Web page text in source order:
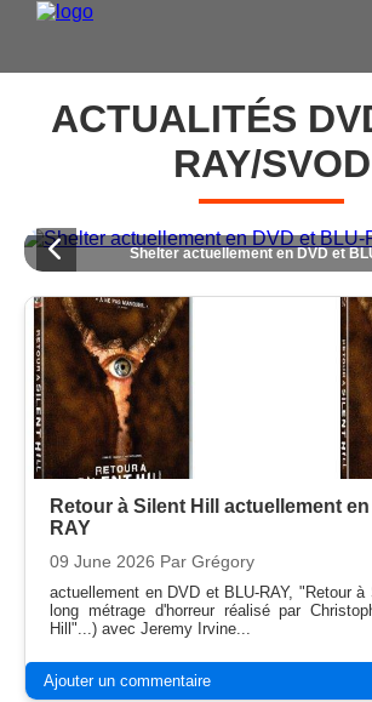
DVD /
ACTUALITÉS
RAY/SVOD
Trois Hommes et un Couffin actuellement en
Retour à Silent Hill actuellement
RAY
09 June 2026 Par Grégory
actuellement en DVD et BLU-RAY, "Retour
long métrage d'horreur réalisé par
Hill"...) avec Jeremy Irvine...
Ajouter un commentaire